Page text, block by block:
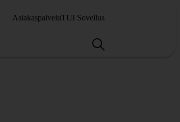
AsiakaspalveluTUI Sovellus